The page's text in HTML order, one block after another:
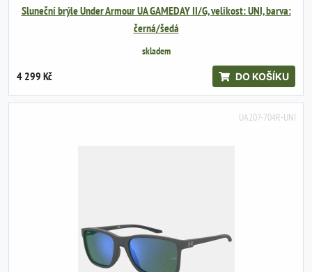
Sluneční brýle Under Armour UA GAMEDAY II/G, velikost: UNI, barva:
černá/šedá
skladem
4 299 Kč DO KOŠÍKU
UA207-704R-UNI